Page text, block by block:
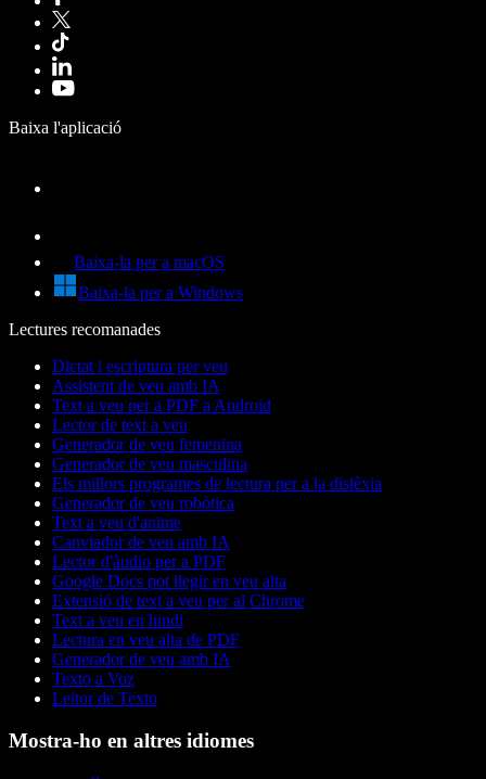
Baixa l'aplicació
Baixa-la per a macOS
Baixa-la per a Windows
Lectures recomanades
Dictat i escriptura per veu
Assistent de veu amb IA
Text a veu per a PDF a Android
Lector de text a veu
Generador de veu femenina
Generador de veu masculina
Els millors programes de lectura per a la dislèxia
Generador de veu robòtica
Text a veu d'anime
Canviador de veu amb IA
Lector d'àudio per a PDF
Google Docs pot llegir en veu alta
Extensió de text a veu per al Chrome
Text a veu en hindi
Lectura en veu alta de PDF
Generador de veu amb IA
Texto a Voz
Leitor de Texto
Mostra-ho en altres idiomes